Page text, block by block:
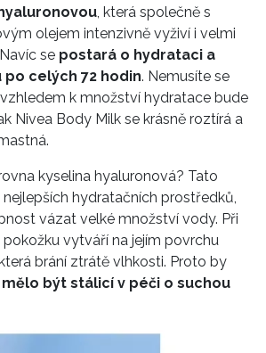
, která společně s
olejem intenzivně vyživí i velmi
se postará o hydrataci a
po celých 72 hodin. Nemusíte se
k množství hydratace bude
Nivea Body Milk se krásně roztírá a
kyselina hyaluronová? Tato
hydratačních prostředků,
vázat velké množství vody. Při
vytváří na jejím povrchu
brání ztrátě vlhkosti. Proto by
mělo být stálicí v péči o suchou